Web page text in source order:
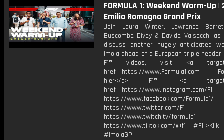
FORMULA 1: Weekend Warm-Up |
Emilia Romagna Grand Prix
Join Laura Winter, Lawrence
Buscombe Divey & Davide Valsecchi
discuss another hugely anticipated
Imola ahead of a European triple
F1® videos, visit <a
href="https://www.Formula1.com
hier</a> F1®: <a
href="https://www.instagram.com/F1
https://www.facebook.com/Formula1/
https://www.twitter.com/F1
https://www.twitch.tv/formula1
https://www.tiktok.com/@f1
#ImolaGP